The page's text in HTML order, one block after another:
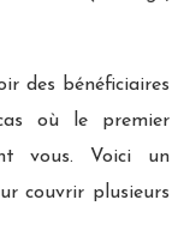
des bénéficiaires
où le premier
vous. Voici un
couvrir plusieurs